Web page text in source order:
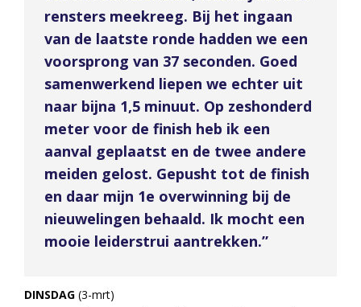
rensters meekreeg. Bij het ingaan
van de laatste ronde hadden we een
voorsprong van 37 seconden. Goed
samenwerkend liepen we echter uit
naar bijna 1,5 minuut. Op zeshonderd
meter voor de finish heb ik een
aanval geplaatst en de twee andere
meiden gelost. Gepusht tot de finish
en daar mijn 1e overwinning bij de
nieuwelingen behaald. Ik mocht een
mooie leiderstrui aantrekken.”
DINSDAG (3-mrt)